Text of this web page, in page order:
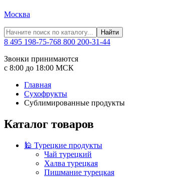
Москва
Найти
8 495 198-75-768 800 200-31-44
Звонки принимаются
с 8:00 до 18:00 МСК
Главная
Сухофрукты
Сублимированные продукты
Каталог товаров
🕌 Турецкие продукты
Чай турецкий
Халва турецкая
Пишмание турецкая